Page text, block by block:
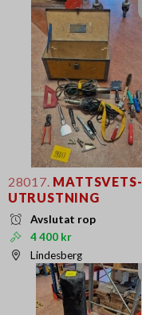
28017. MATTSVETS-
UTRUSTNING
Avslutat rop
4 400 kr
Lindesberg